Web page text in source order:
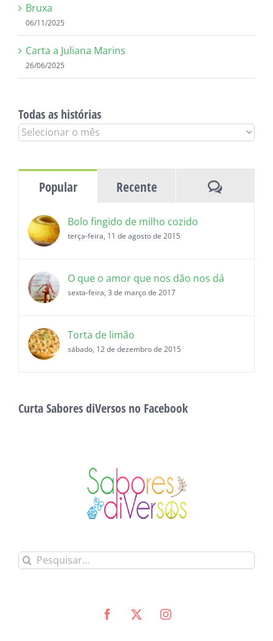
Bruxa
06/11/2025
Carta a Juliana Marins
26/06/2025
Todas as histórias
Todas
Popular Recente
Bolo fingido de milho cozido
terça-feira, 11 de agosto de 2015
O que o amor que nos dão nos dá
sexta-feira, 3 de março de 2017
Torta de limão
sábado, 12 de dezembro de 2015
Curta Sabores diVersos no Facebook
Buscar